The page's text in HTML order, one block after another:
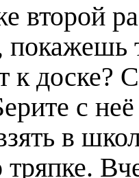
второй
к доске?
с
в
тряпке.